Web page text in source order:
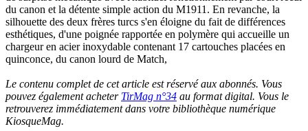
du canon et la détente simple action du M1911. En revanche, la
silhouette des deux frères turcs s'en éloigne du fait de différences
esthétiques, d'une poignée rapportée en polymère qui accueille un
chargeur en acier inoxydable contenant 17 cartouches placées en
quinconce, du canon lourd de Match,
Le contenu complet de cet article est réservé aux abonnés. Vous
pouvez également acheter TirMag n°34 au format digital. Vous le
retrouverez immédiatement dans votre bibliothèque numérique
KiosqueMag.